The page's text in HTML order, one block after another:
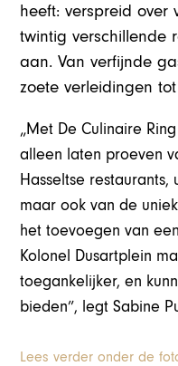
heeft: verspreid over
twintig verschillende
aan. Van verfijnde
zoete verleidingen
„Met De Culinaire
alleen laten proeven
Hasseltse
maar ook van de
het toevoegen van
Kolonel Dusartplein
toegankelijker, en
bieden”, legt Sabine
Lees verder onder de